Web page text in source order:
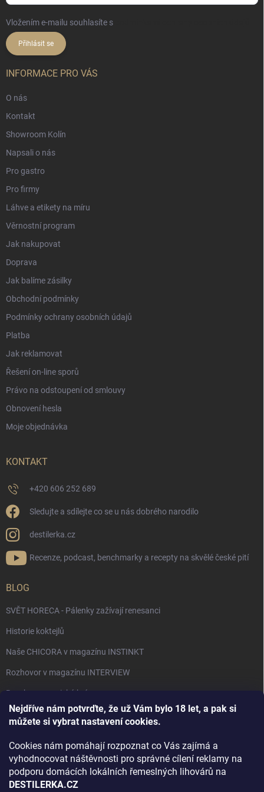
Nejdříve nám potvrďte, že už Vám bylo 18 let, a pak si
můžete si vybrat nastavení cookies.
Cookies nám pomáhají rozpoznat co Vás zajímá a
vyhodnocovat náštěvnosti pro správné cílení reklamy na
podporu domácích lokálních řemeslných lihovárů na
DESTILERKA.CZ
Vložením e-mailu souhlasíte s
Přihlásit se
INFORMACE PRO VÁS
O nás
Kontakt
Showroom Kolín
Napsali o nás
Pro gastro
Pro firmy
Láhve a etikety na míru
Věrnostní program
Jak nakupovat
Doprava
Jak balíme zásilky
Obchodní podmínky
Podmínky ochrany osobních údajů
Platba
Jak reklamovat
Řešení on-line sporů
Právo na odstoupení od smlouvy
Obnovení hesla
Moje objednávka
KONTAKT
+420 606 252 689
Sledujte a sdílejte co se u nás dobrého narodilo
destilerka.cz
Recenze, podcast, benchmarky a recepty na skvělé české pití
BLOG
SVĚT HORECA - Pálenky zažívají renesanci
Historie koktejlů
Naše CHICORA v magazínu INSTINKT
Rozhovor v magazínu INTERVIEW
Bourbon, americká krása.
Napsali v TÝDNU o naší práci
Rozhovor s DESTILERKA.CZ v magazínu DRINKING-CAT
Jak vybrat dárek na Vánoce